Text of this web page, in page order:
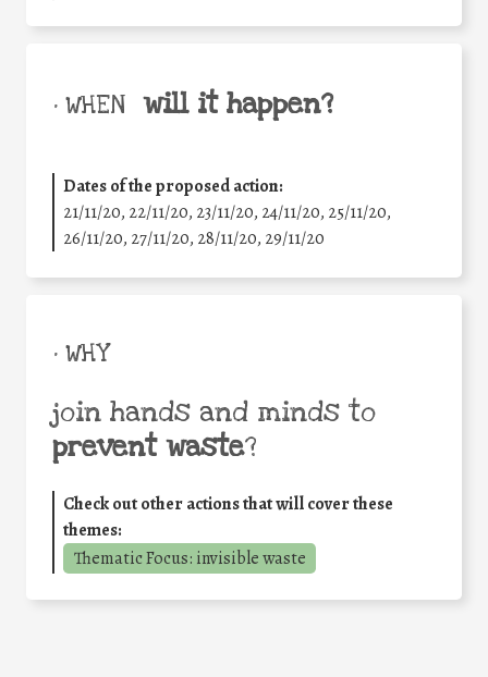
• WHEN will it happen?
Dates of the proposed action:
21/11/20, 22/11/20, 23/11/20, 24/11/20, 25/11/20,
26/11/20, 27/11/20, 28/11/20, 29/11/20
• WHY
join hands and minds to
prevent waste?
Check out other actions that will cover these
themes:
Thematic Focus: invisible waste